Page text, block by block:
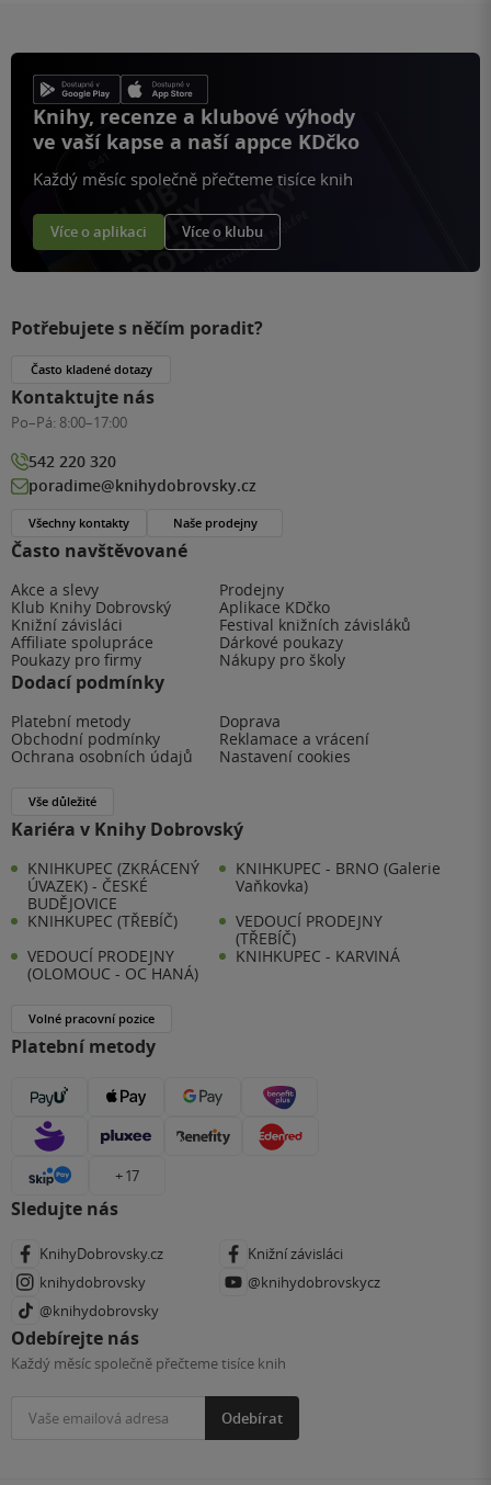
Knihy, recenze a klubové výhody
ve vaší kapse a naší appce KDčko
Každý měsíc společně přečteme tisíce knih
Více o aplikaci Více o klubu
Často navštěvované
Akce a slevy
Prodejny
Klub Knihy Dobrovský
Aplikace KDčko
Knižní závisláci
Festival knižních závisláků
Affiliate spolupráce
Dárkové poukazy
Poukazy pro firmy
Nákupy pro školy
Dodací podmínky
Platební metody
Doprava
Obchodní podmínky
Reklamace a vrácení
Ochrana osobních údajů
Nastavení cookies
Vše důležité
Kariéra v Knihy Dobrovský
KNIHKUPEC (ZKRÁCENÝ
ÚVAZEK) - ČESKÉ
BUDĚJOVICE
KNIHKUPEC - BRNO (Galerie
Vaňkovka)
KNIHKUPEC (TŘEBÍČ)
VEDOUCÍ PRODEJNY
(TŘEBÍČ)
VEDOUCÍ PRODEJNY
(OLOMOUC - OC HANÁ)
KNIHKUPEC - KARVINÁ
Volné pracovní pozice
Platební metody
+ 17
Sledujte nás
KnihyDobrovsky.cz
Knižní závisláci
knihydobrovsky
@knihydobrovskycz
@knihydobrovsky
Odebírejte nás
Každý měsíc společně přečteme tisíce knih
Odebírat
Potřebujete s něčím poradit?
Často kladené dotazy
Kontaktujte nás
Po–Pá: 8:00–17:00
542 220 320
poradime@knihydobrovsky.cz
Všechny kontakty Naše prodejny